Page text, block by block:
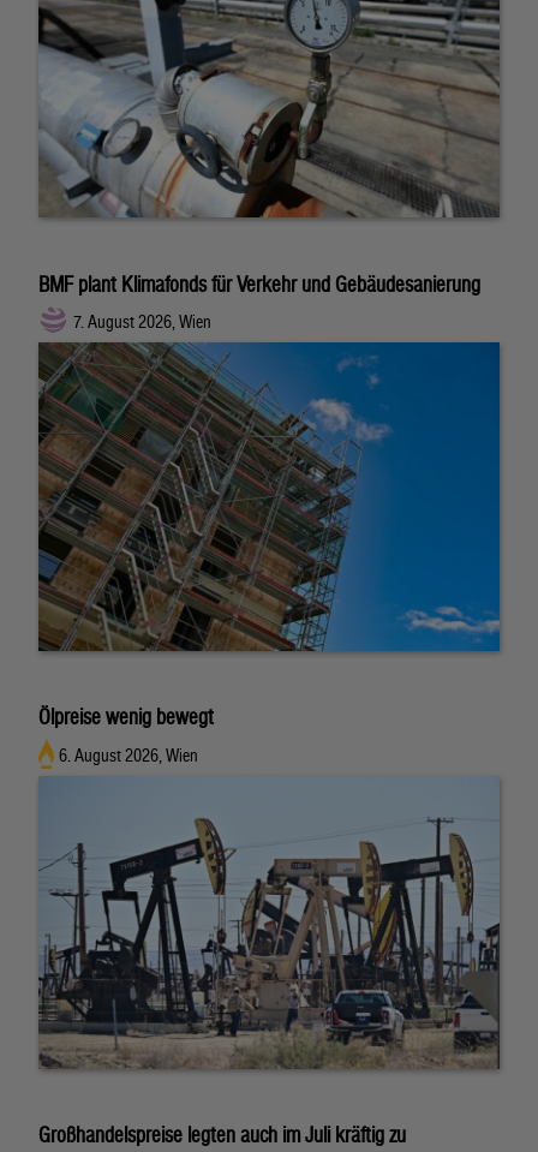
BMF plant Klimafonds für Verkehr und Gebäudesanierung
7. August 2026, Wien
Ölpreise wenig bewegt
6. August 2026, Wien
Großhandelspreise legten auch im Juli kräftig zu